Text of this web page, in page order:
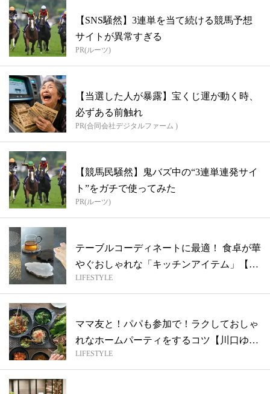
【SNS騒然】3連単を当て続ける競馬予想
サイトが異常すぎる
PR(ルーツ)
【当選した人が暴露】宝くじ運が動く時、
必ずある前触れ
PR(合同会社デジタルファーム )
【競馬民騒然】鬼バズ中の“3連単連発サイ
ト”をガチで使ってみた
PR(ルーツ)
テーブルコーディネートに最適！ 食卓が華
やぐおしゃれな「キッチンアイテム」【お
う...
LIFESTYLE
ママ友と！パパも参加で！ラクしておしゃ
れなホームパーティをするコツ【川口ゆか
りの...
LIFESTYLE